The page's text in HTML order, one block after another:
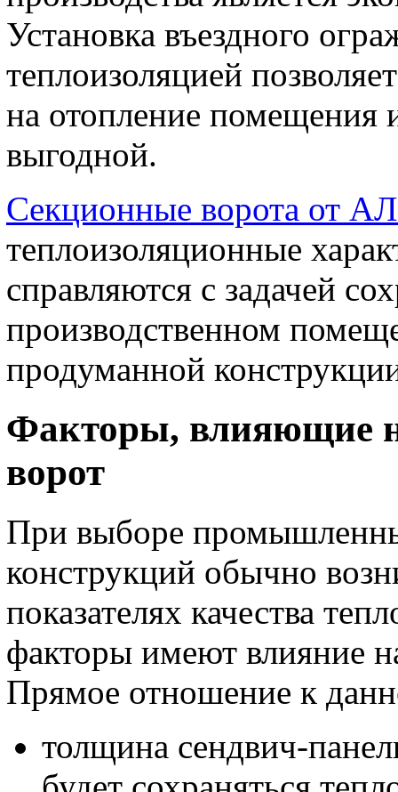
Установка въездного
теплоизоляцией
на отопление помещения
выгодной.
Секционные ворота от
теплоизоляционные
справляются с задачей
производственном
продуманной
Факторы, влияющие
ворот
При выборе
конструкций обычно
показателях качества
факторы имеют влияние
Прямое отношение к
толщина сендвич-